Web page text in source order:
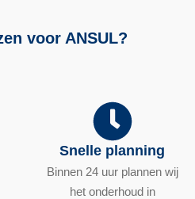
voor ANSUL?
Snelle planning
Binnen 24 uur plannen wij
het onderhoud in